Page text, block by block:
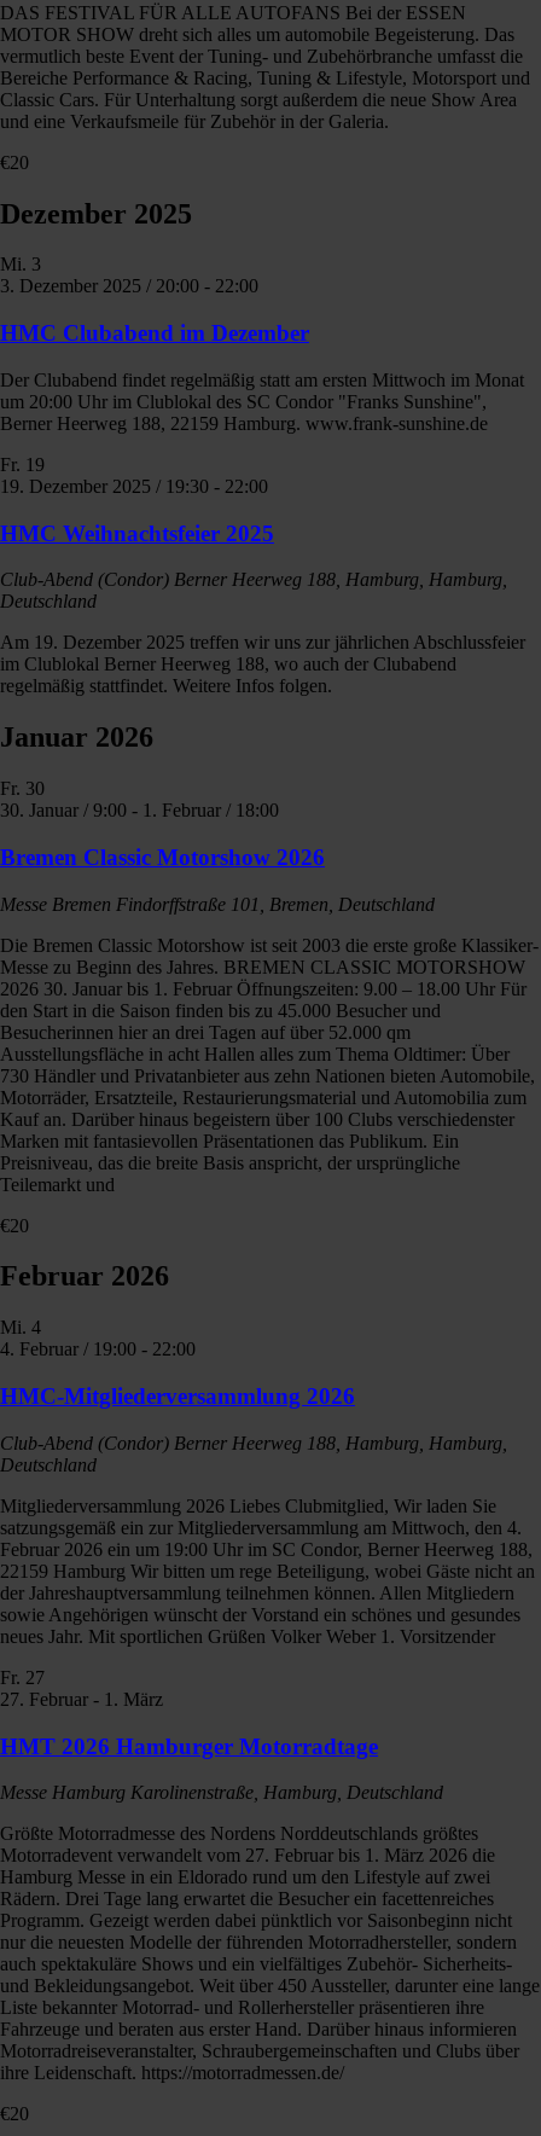
DAS FESTIVAL FÜR ALLE AUTOFANS Bei der ESSEN
MOTOR SHOW dreht sich alles um automobile Begeisterung. Das
vermutlich beste Event der Tuning- und Zubehörbranche umfasst die
Bereiche Performance & Racing, Tuning & Lifestyle, Motorsport und
Classic Cars. Für Unterhaltung sorgt außerdem die neue Show Area
und eine Verkaufsmeile für Zubehör in der Galeria.
€20
Dezember 2025
Mi. 3
3. Dezember 2025 / 20:00 - 22:00
HMC Clubabend im Dezember
Der Clubabend findet regelmäßig statt am ersten Mittwoch im Monat
um 20:00 Uhr im Clublokal des SC Condor "Franks Sunshine",
Berner Heerweg 188, 22159 Hamburg. www.frank-sunshine.de
Fr. 19
19. Dezember 2025 / 19:30 - 22:00
HMC Weihnachtsfeier 2025
Club-Abend (Condor) Berner Heerweg 188, Hamburg, Hamburg,
Deutschland
Am 19. Dezember 2025 treffen wir uns zur jährlichen Abschlussfeier
im Clublokal Berner Heerweg 188, wo auch der Clubabend
regelmäßig stattfindet. Weitere Infos folgen.
Januar 2026
Fr. 30
30. Januar / 9:00 - 1. Februar / 18:00
Bremen Classic Motorshow 2026
Messe Bremen Findorffstraße 101, Bremen, Deutschland
Die Bremen Classic Motorshow ist seit 2003 die erste große Klassiker-
Messe zu Beginn des Jahres. BREMEN CLASSIC MOTORSHOW
2026 30. Januar bis 1. Februar Öffnungszeiten: 9.00 – 18.00 Uhr Für
den Start in die Saison finden bis zu 45.000 Besucher und
Besucherinnen hier an drei Tagen auf über 52.000 qm
Ausstellungsfläche in acht Hallen alles zum Thema Oldtimer: Über
730 Händler und Privatanbieter aus zehn Nationen bieten Automobile,
Motorräder, Ersatzteile, Restaurierungsmaterial und Automobilia zum
Kauf an. Darüber hinaus begeistern über 100 Clubs verschiedenster
Marken mit fantasievollen Präsentationen das Publikum. Ein
Preisniveau, das die breite Basis anspricht, der ursprüngliche
Teilemarkt und
€20
Februar 2026
Mi. 4
4. Februar / 19:00 - 22:00
HMC-Mitgliederversammlung 2026
Club-Abend (Condor) Berner Heerweg 188, Hamburg, Hamburg,
Deutschland
Mitgliederversammlung 2026 Liebes Clubmitglied, Wir laden Sie
satzungsgemäß ein zur Mitgliederversammlung am Mittwoch, den 4.
Februar 2026 ein um 19:00 Uhr im SC Condor, Berner Heerweg 188,
22159 Hamburg Wir bitten um rege Beteiligung, wobei Gäste nicht an
der Jahreshauptversammlung teilnehmen können. Allen Mitgliedern
sowie Angehörigen wünscht der Vorstand ein schönes und gesundes
neues Jahr. Mit sportlichen Grüßen Volker Weber 1. Vorsitzender
Fr. 27
27. Februar - 1. März
HMT 2026 Hamburger Motorradtage
Messe Hamburg Karolinenstraße, Hamburg, Deutschland
Größte Motorradmesse des Nordens Norddeutschlands größtes
Motorradevent verwandelt vom 27. Februar bis 1. März 2026 die
Hamburg Messe in ein Eldorado rund um den Lifestyle auf zwei
Rädern. Drei Tage lang erwartet die Besucher ein facettenreiches
Programm. Gezeigt werden dabei pünktlich vor Saisonbeginn nicht
nur die neuesten Modelle der führenden Motorradhersteller, sondern
auch spektakuläre Shows und ein vielfältiges Zubehör- Sicherheits-
und Bekleidungsangebot. Weit über 450 Aussteller, darunter eine lange
Liste bekannter Motorrad- und Rollerhersteller präsentieren ihre
Fahrzeuge und beraten aus erster Hand. Darüber hinaus informieren
Motorradreiseveranstalter, Schraubergemeinschaften und Clubs über
ihre Leidenschaft. https://motorradmessen.de/
€20